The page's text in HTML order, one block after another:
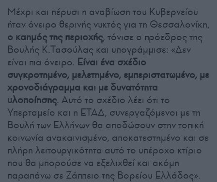
Μέχρι και πέρυσι η αναβίωση του Κυβερνείου
ήταν όνειρο θερινής νυκτός για τη Θεσσαλονίκη,
ο καημός της περιοχής, τόνισε ο πρόεδρος της
Βουλής Κ.Τασούλας και υπογράμμισε: «Δεν
είναι πια όνειρο. Είναι ένα σχέδιο
συγκροτημένο, μελετημένο, εμπεριστατωμένο, με
χρονοδιάγραμμα και με δυνατότητα
υλοποίησης. Αυτό το σχέδιο λέει ότι το
Υπερταμείο και η ΕΤΑΔ, συνεργαζόμενοι με τη
Βουλή των Ελλήνων θα αποδώσουν στην τοπική
κοινωνία ανακαινισμένο, αποκατεστημένο και σε
πλήρη λειτουργικότητα αυτό το υπέροχο κτίριο
που θα μπορούσε να εξελιχθεί και ακόμη
παραπάνω σε Ζάππειο της Βορείου Ελλάδος».